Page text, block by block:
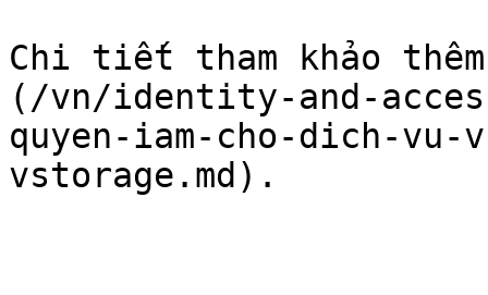
Chi tiết tham khảo
(/vn/identity-and-
quyen-iam-cho-dich-vu-